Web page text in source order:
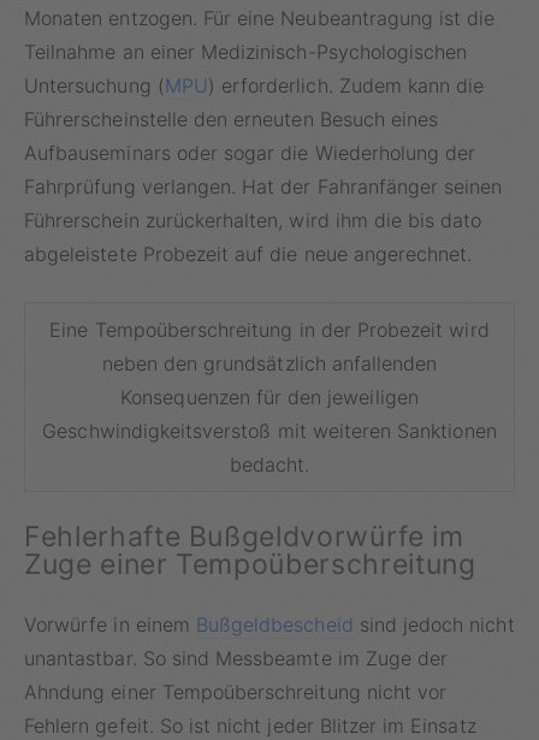
Monaten entzogen. Für eine Neubeantragung ist die
Teilnahme an einer Medizinisch-Psychologischen
Untersuchung (MPU) erforderlich. Zudem kann die
Führerscheinstelle den erneuten Besuch eines
Aufbauseminars oder sogar die Wiederholung der
Fahrprüfung verlangen. Hat der Fahranfänger seinen
Führerschein zurückerhalten, wird ihm die bis dato
abgeleistete Probezeit auf die neue angerechnet.
Eine Tempoüberschreitung in der Probezeit wird
neben den grundsätzlich anfallenden
Konsequenzen für den jeweiligen
Geschwindigkeitsverstoß mit weiteren Sanktionen
bedacht.
Fehlerhafte Bußgeldvorwürfe im
Zuge einer Tempoüberschreitung
Vorwürfe in einem Bußgeldbescheid sind jedoch nicht
unantastbar. So sind Messbeamte im Zuge der
Ahndung einer Tempoüberschreitung nicht vor
Fehlern gefeit. So ist nicht jeder Blitzer im Einsatz